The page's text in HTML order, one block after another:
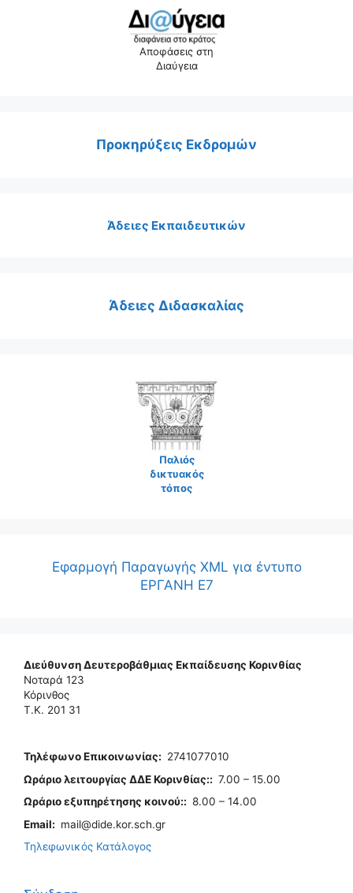
Αποφάσεις στη
Διαύγεια
Προκηρύξεις Εκδρομών
Άδειες Εκπαιδευτικών
Άδειες Διδασκαλίας
Παλιός
δικτυακός
τόπος
Εφαρμογή Παραγωγής XML για έντυπο
ΕΡΓΑΝΗ Ε7
Διεύθυνση Δευτεροβάθμιας Εκπαίδευσης Κορινθίας
Νοταρά 123
Κόρινθος
Τ.Κ. 201 31
Τηλέφωνo Επικοινωνίας: 2741077010
Ωράριο λειτουργίας ΔΔΕ Κορινθίας:: 7.00 – 15.00
Ωράριο εξυπηρέτησης κοινού:: 8.00 – 14.00
Email: mail@dide.kor.sch.gr
Τηλεφωνικός Κατάλογος